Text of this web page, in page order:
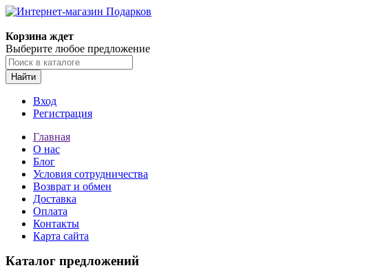
Корзина ждет
Выберите любое предложение
Найти
Вход
Регистрация
Главная
О нас
Блог
Условия сотрудничества
Возврат и обмен
Доставка
Оплата
Контакты
Карта сайта
Каталог предложений